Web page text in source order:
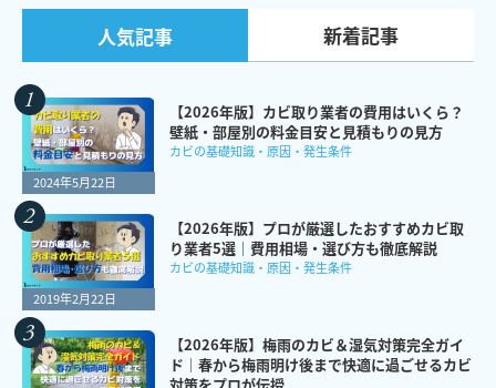
人気記事 新着記事
2024年5月22日
【2026年版】カビ取り業者の費用はいくら？
壁紙・部屋別の料金目安と見積もりの見方
カビの基礎知識・原因・発生条件
2019年2月22日
【2026年版】プロが厳選したおすすめカビ取
り業者5選｜費用相場・選び方も徹底解説
カビの基礎知識・原因・発生条件
【2026年版】梅雨のカビ＆湿気対策完全ガイ
ド｜春から梅雨明け後まで快適に過ごせるカビ